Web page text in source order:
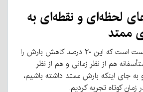
لحظه‌ای و نقطه‌ای به
ممتد
او افزود: این یعنی درست است که این ۲۰ درصد کاهش بارش را
هم از نظر زمانی و هم از نظر
به جای اینکه بارش ممتد داشته باشیم،
کوتاه تجربه کردیم.